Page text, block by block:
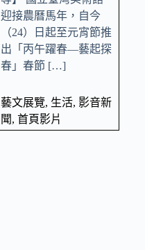
迎接農曆馬年，自今
（24）日起至元宵節推
出「丙午躍春—藝起探
春」春節 […]
藝文展覽, 生活, 影音新
聞, 首頁影片